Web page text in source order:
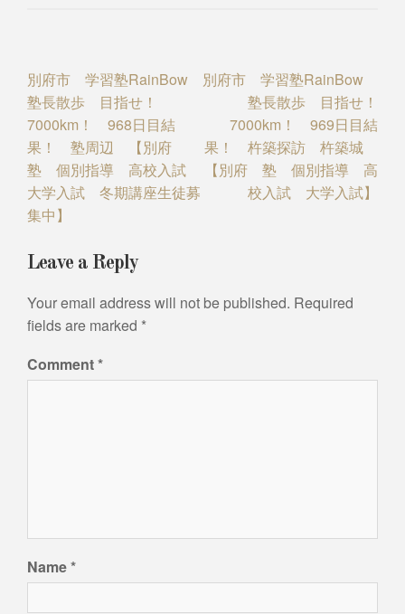
Post
navigation
別府市 学習塾RainBow
塾長散歩 目指せ！
7000km！ 968日目結
果！ 塾周辺 【別府
塾 個別指導 高校入試
大学入試 冬期講座生徒募
集中】
別府市 学習塾RainBow
塾長散歩 目指せ！
7000km！ 969日目結
果！ 杵築探訪 杵築城
【別府 塾 個別指導 高
校入試 大学入試】
Leave a Reply
Your email address will not be published. Required
fields are marked *
Comment*
Name*